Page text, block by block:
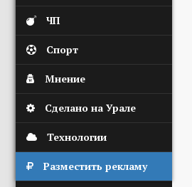
ЧП
Спорт
Мнение
Сделано на Урале
Технологии
Разместить рекламу